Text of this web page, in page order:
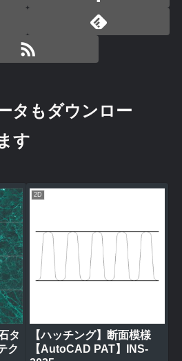
タもダウンロー
す
タ
ク
2D
【ハッチング】断面模様
【AutoCAD PAT】INS-